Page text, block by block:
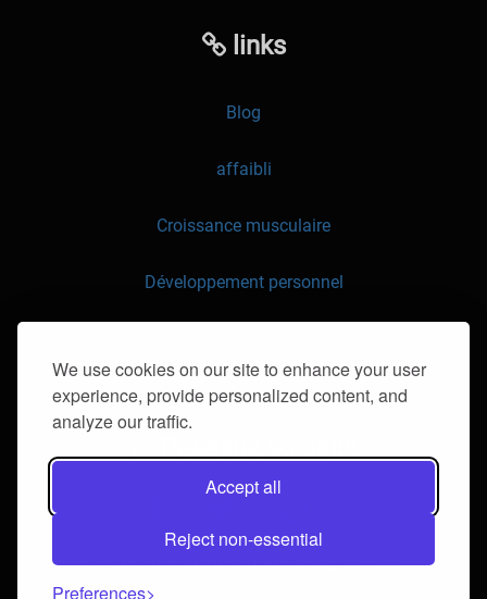
We use cookies on our site to enhance your user
experience, provide personalized content, and
analyze our traffic.
Accept all
Reject non-essential
Preferences
links
Blog
affaibli
Croissance musculaire
Développement personnel
Contactez-nous
© 2016-2026 klorii.ro. Tous droits réservés.